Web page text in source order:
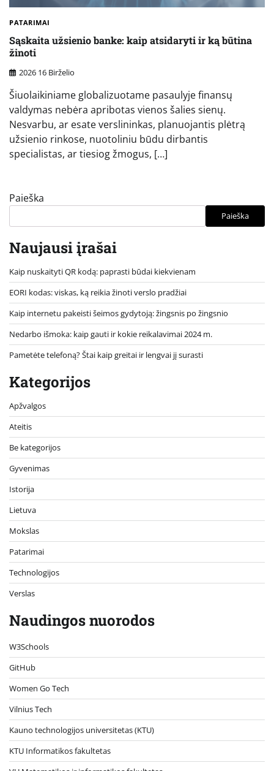
PATARIMAI
Sąskaita užsienio banke: kaip atsidaryti ir ką būtina
žinoti
2026 16 Birželio
Šiuolaikiniame globalizuotame pasaulyje finansų
valdymas nebėra apribotas vienos šalies sienų.
Nesvarbu, ar esate verslininkas, planuojantis plėtrą
užsienio rinkose, nuotoliniu būdu dirbantis
specialistas, ar tiesiog žmogus, […]
Paieška
Paieška
Naujausi įrašai
Kaip nuskaityti QR kodą: paprasti būdai kiekvienam
EORI kodas: viskas, ką reikia žinoti verslo pradžiai
Kaip internetu pakeisti šeimos gydytoją: žingsnis po žingsnio
Nedarbo išmoka: kaip gauti ir kokie reikalavimai 2024 m.
Pametėte telefoną? Štai kaip greitai ir lengvai jį surasti
Kategorijos
Apžvalgos
Ateitis
Be kategorijos
Gyvenimas
Istorija
Lietuva
Mokslas
Patarimai
Technologijos
Verslas
Naudingos nuorodos
W3Schools
GitHub
Women Go Tech
Vilnius Tech
Kauno technologijos universitetas (KTU)
KTU Informatikos fakultetas